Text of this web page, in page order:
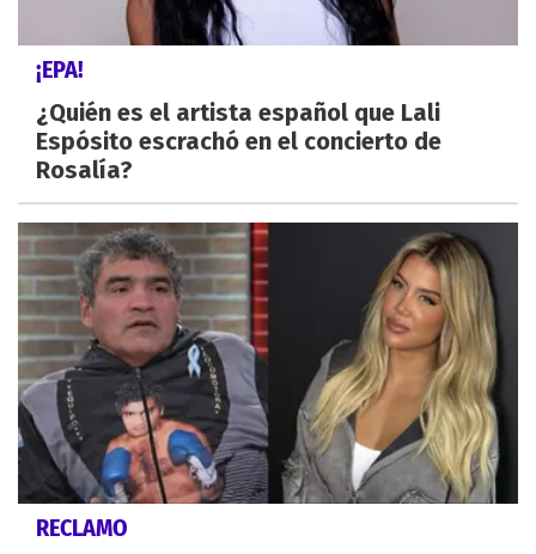
¡EPA!
¿Quién es el artista español que Lali
Espósito escrachó en el concierto de
Rosalía?
RECLAMO